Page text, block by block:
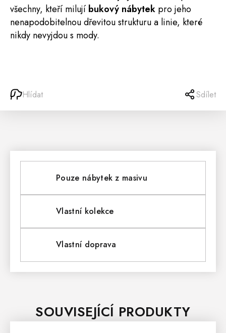
všechny, kteří milují bukový nábytek pro jeho
nenapodobitelnou dřevitou strukturu a linie, které
nikdy nevyjdou s mody.
Hlídat Sdílet
Pouze nábytek z masivu
Vlastní kolekce
Vlastní doprava
SOUVISEJÍCÍ PRODUKTY